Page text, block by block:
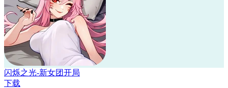
闪烁之光-新女团开局
下载